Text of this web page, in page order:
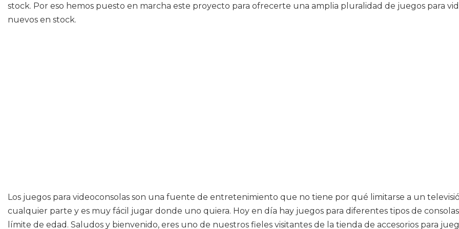
stock. Por eso hemos puesto en marcha este proyecto para ofrecerte una amplia pluralidad de juegos para
nuevos en stock.
Los juegos para videoconsolas son una fuente de entretenimiento que no tiene por qué limitarse a un
cualquier parte y es muy fácil jugar donde uno quiera. Hoy en día hay juegos para diferentes tipos de
límite de edad. Saludos y bienvenido, eres uno de nuestros fieles visitantes de la tienda de accesorios para